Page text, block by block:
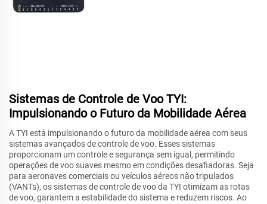
Sistemas de Controle de Voo TYI:
Impulsionando o Futuro da Mobilidade Aérea
A TYI está impulsionando o futuro da mobilidade aérea com seus
sistemas avançados de controle de voo. Esses sistemas
proporcionam um controle e segurança sem igual, permitindo
operações de voo suaves mesmo em condições desafiadoras. Seja
para aeronaves comerciais ou veículos aéreos não tripulados
(VANTs), os sistemas de controle de voo da TYI otimizam as rotas
de voo, garantem a estabilidade do sistema e reduzem riscos. Ao